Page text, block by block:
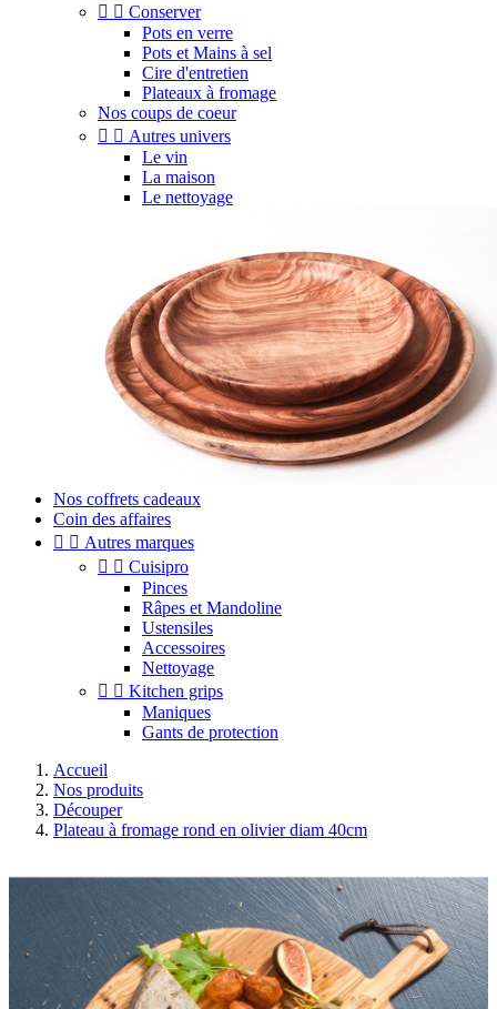
  Conserver
Pots en verre
Pots et Mains à sel
Cire d'entretien
Plateaux à fromage
Nos coups de coeur
  Autres univers
Le vin
La maison
Le nettoyage
Nos coffrets cadeaux
Coin des affaires
  Autres marques
  Cuisipro
Pinces
Râpes et Mandoline
Ustensiles
Accessoires
Nettoyage
  Kitchen grips
Maniques
Gants de protection
Accueil
Nos produits
Découper
Plateau à fromage rond en olivier diam 40cm